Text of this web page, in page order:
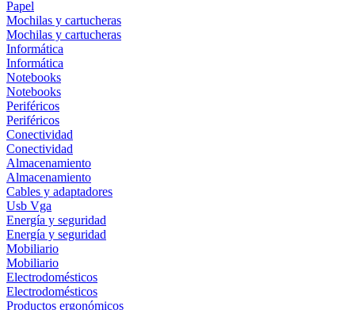
Papel
Mochilas y cartucheras
Mochilas y cartucheras
Informática
Informática
Notebooks
Notebooks
Periféricos
Periféricos
Conectividad
Conectividad
Almacenamiento
Almacenamiento
Cables y adaptadores
Usb Vga
Energía y seguridad
Energía y seguridad
Mobiliario
Mobiliario
Electrodomésticos
Electrodomésticos
Productos ergonómicos